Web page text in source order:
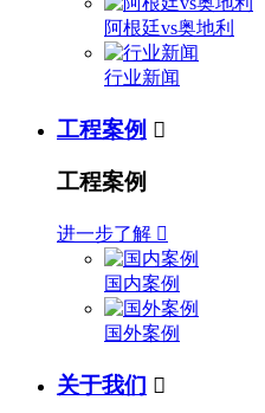
阿根廷vs奥地利
行业新闻
工程案例 
工程案例
进一步了解 
国内案例
国外案例
关于我们 